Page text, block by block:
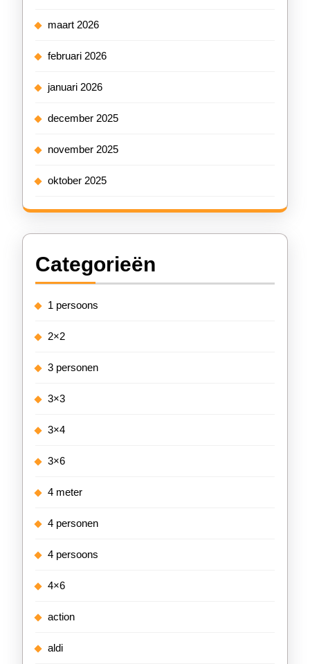
maart 2026
februari 2026
januari 2026
december 2025
november 2025
oktober 2025
Categorieën
1 persoons
2×2
3 personen
3×3
3×4
3×6
4 meter
4 personen
4 persoons
4×6
action
aldi